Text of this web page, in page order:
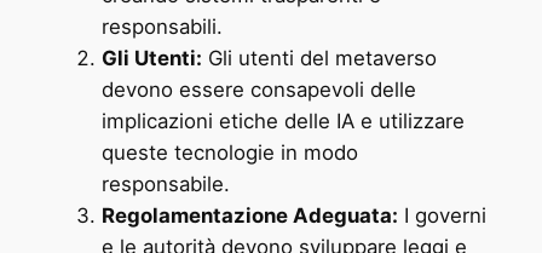
responsabili.
Gli Utenti: Gli utenti del metaverso
devono essere consapevoli delle
implicazioni etiche delle IA e utilizzare
queste tecnologie in modo
responsabile.
Regolamentazione Adeguata: I governi
e le autorità devono sviluppare leggi e